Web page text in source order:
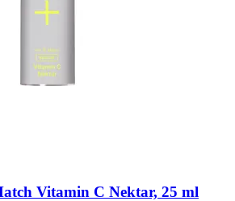
Vitamin C Nektar, 25 ml